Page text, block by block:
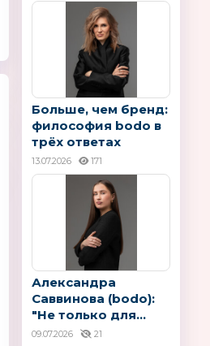
Больше, чем бренд:
философия bodo в
трёх ответах
13.07.2026 171
Александра
Саввинова (bodo):
"Не только для...
09.07.2026 21